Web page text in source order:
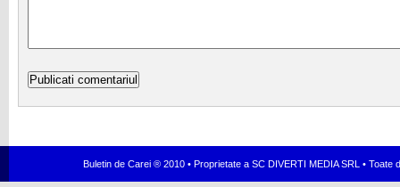
Buletin de Carei ® 2010 • Proprietate a SC DIVERTI MEDIA SRL •